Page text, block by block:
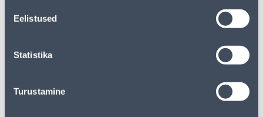
Eelistused
Statistika
Turustamine